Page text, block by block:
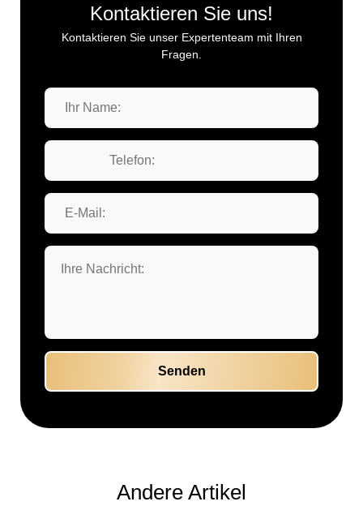
Kontaktieren Sie uns!
Kontaktieren Sie unser Expertenteam mit Ihren
Fragen.
Andere Artikel